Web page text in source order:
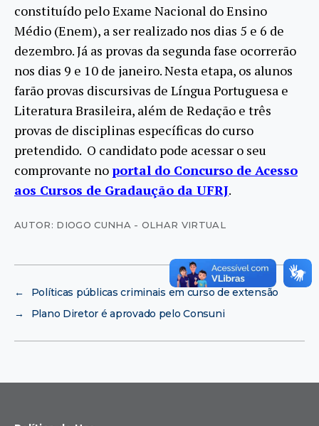
constituído pelo Exame Nacional do Ensino
Médio (Enem), a ser realizado nos dias 5 e 6 de
dezembro. Já as provas da segunda fase ocorrerão
nos dias 9 e 10 de janeiro. Nesta etapa, os alunos
farão provas discursivas de Língua Portuguesa e
Literatura Brasileira, além de Redação e três
provas de disciplinas específicas do curso
pretendido. O candidato pode acessar o seu
comprovante noportal do Concurso de Acesso
aos Cursos de Gradaução da UFRJ.
AUTOR: DIOGO CUNHA - OLHAR VIRTUAL
←
Políticas públicas criminais em curso de extensão
→
Plano Diretor é aprovado pelo Consuni